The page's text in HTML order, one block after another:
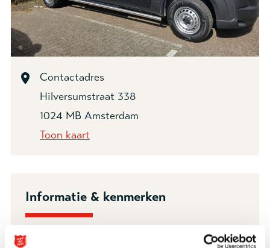
Contactadres
Hilversumstraat 338
1024 MB Amsterdam
Toon kaart
Informatie & kenmerken
Veldwerk helpt dak- en thuisloze mensen die